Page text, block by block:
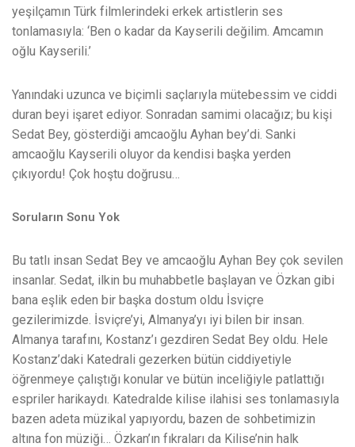
yeşilçamın Türk filmlerindeki erkek artistlerin ses
tonlamasıyla: ‘Ben o kadar da Kayserili değilim. Amcamın
oğlu Kayserili.’
Yanındaki uzunca ve biçimli saçlarıyla mütebessim ve ciddi
duran beyi işaret ediyor. Sonradan samimi olacağız; bu kişi
Sedat Bey, gösterdiği amcaoğlu Ayhan bey’di. Sanki
amcaoğlu Kayserili oluyor da kendisi başka yerden
çıkıyordu! Çok hoştu doğrusu…
Soruların Sonu Yok
Bu tatlı insan Sedat Bey ve amcaoğlu Ayhan Bey çok sevilen
insanlar. Sedat, ilkin bu muhabbetle başlayan ve Özkan gibi
bana eşlik eden bir başka dostum oldu İsviçre
gezilerimizde. İsviçre’yi, Almanya’yı iyi bilen bir insan.
Almanya tarafını, Kostanz’ı gezdiren Sedat Bey oldu. Hele
Kostanz’daki Katedrali gezerken bütün ciddiyetiyle
öğrenmeye çalıştığı konular ve bütün inceliğiyle patlattığı
espriler harikaydı. Katedralde kilise ilahisi ses tonlamasıyla
bazen adeta müzikal yapıyordu, bazen de sohbetimizin
altına fon müziği… Özkan’ın fıkraları da Kilise’nin halk